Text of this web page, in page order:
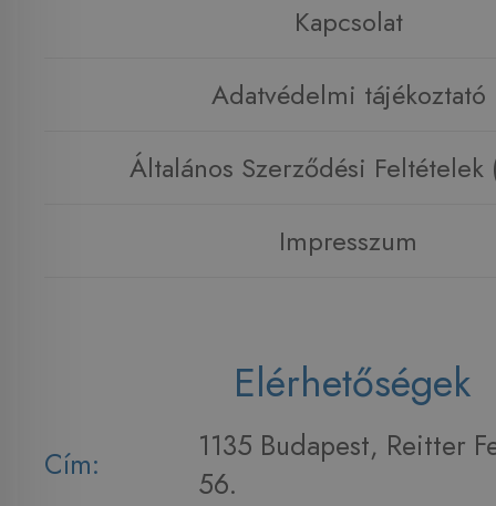
Kapcsolat
Adatvédelmi tájékoztató
Általános Szerződési Feltételek
Impresszum
Elérhetőségek
Cím:
1135 Budapest, Reitter
56.